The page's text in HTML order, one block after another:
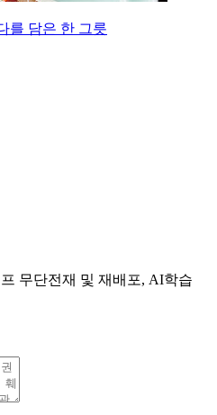
를 담은 한 그릇
무단전재 및 재배포, AI학습